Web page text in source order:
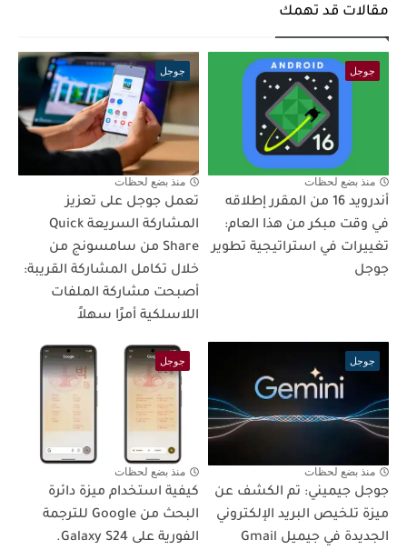
مقالات قد تهمك
جوجل
منذ بضع لحظات
أندرويد 16 من المقرر إطلاقه
في وقت مبكر من هذا العام:
تغييرات في استراتيجية تطوير
جوجل
جوجل
منذ بضع لحظات
تعمل جوجل على تعزيز
المشاركة السريعة Quick
Share من سامسونج من
خلال تكامل المشاركة القريبة:
أصبحت مشاركة الملفات
اللاسلكية أمرًا سهلاً
جوجل
منذ بضع لحظات
جوجل جيميني: تم الكشف عن
ميزة تلخيص البريد الإلكتروني
الجديدة في جيميل Gmail
جوجل
منذ بضع لحظات
كيفية استخدام ميزة دائرة
البحث من Google للترجمة
الفورية على Galaxy S24.